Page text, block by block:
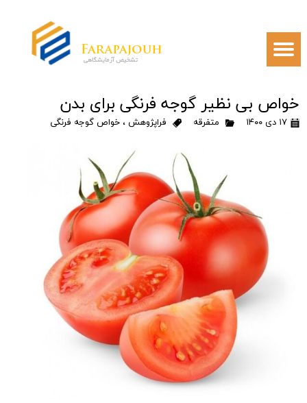
خواص بی نظیر گوجه فرنگی برای بدن
۱۷ دی ۱۴۰۰ متفرقه فراپژوهش ،خواص گوجه فرنگی